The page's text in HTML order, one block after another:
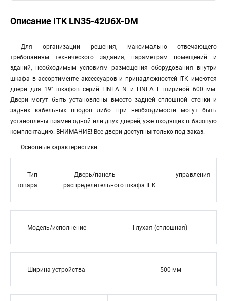
Описание ITK LN35-42U6X-DM
Для организации решения, максимально отвечающего
требованиям технического задания, параметрам помещений и
зданий, необходимым условиям размещения оборудования внутри
шкафа в ассортименте аксессуаров и принадлежностей ITK имеются
двери для 19" шкафов серий LINEA N и LINEA E шириной 600 мм.
Двери могут быть установлены вместо задней сплошной стенки и
задних кабельных вводов либо при необходимости могут быть
установлены взамен одной или двух дверей, уже входящих в базовую
комплектацию. ВНИМАНИЕ! Все двери доступны только под заказ.
Основные характеристики
Тип
товара
Дверь/панель управления
распределительного шкафа IEK
Модель/исполнение Глухая (сплошная)
Ширина устройства 500 мм